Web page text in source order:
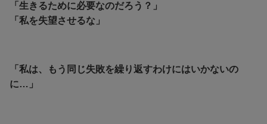
「生きるために必要なのだろう？」
「私を失望させるな」
「私は、もう同じ失敗を繰り返すわけにはいかないの
に…」